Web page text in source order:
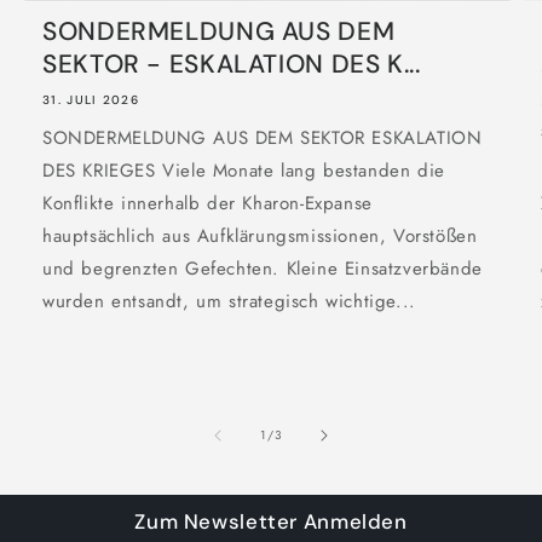
SONDERMELDUNG AUS DEM
SEKTOR - ESKALATION DES K...
31. JULI 2026
SONDERMELDUNG AUS DEM SEKTOR ESKALATION
DES KRIEGES Viele Monate lang bestanden die
Konflikte innerhalb der Kharon-Expanse
hauptsächlich aus Aufklärungsmissionen, Vorstößen
und begrenzten Gefechten. Kleine Einsatzverbände
wurden entsandt, um strategisch wichtige...
1/von
3
Zum Newsletter Anmelden